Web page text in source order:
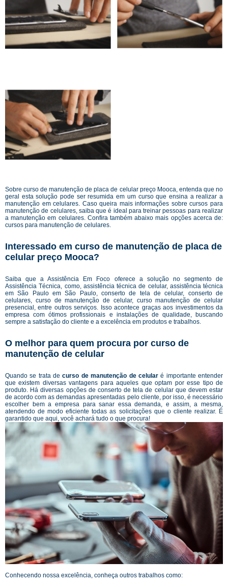
Sobre curso de manutenção de placa de celular preço Mooca, entenda que no
geral esta solução pode ser resumida em um curso que ensina a realizar a
manutenção em celulares. Caso queira mais informações sobre cursos para
manutenção de celulares, saiba que é ideal para treinar pessoas para realizar
a manutenção em celulares. Confira também abaixo mais opções acerca de:
cursos para manutenção de celulares.
Interessado em curso de manutenção de placa de
celular preço Mooca?
Saiba que a Assistência Em Foco oferece a solução no segmento de
Assistência Técnica, como, assistência técnica de celular, assistência técnica
em São Paulo em São Paulo, conserto de tela de celular, conserto de
celulares, curso de manutenção de celular, curso manutenção de celular
presencial, entre outros serviços. Isso acontece graças aos investimentos da
empresa com ótimos profissionais e instalações de qualidade, buscando
sempre a satisfação do cliente e a excelência em produtos e trabalhos.
O melhor para quem procura por curso de
manutenção de celular
Quando se trata decurso de manutenção de celularé importante entender
que existem diversas vantagens para aqueles que optam por esse tipo de
produto. Há diversas opções de conserto de tela de celular que devem estar
de acordo com as demandas apresentadas pelo cliente, por isso, é necessário
escolher bem a empresa para sanar essa demanda, e assim, a mesma,
atendendo de modo eficiente todas as solicitações que o cliente realizar. É
garantido que aqui, você achará tudo o que procura!
Conhecendo nossa excelência, conheça outros trabalhos como: